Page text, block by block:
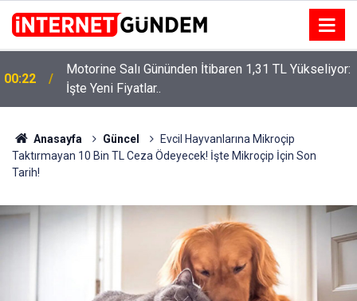
00:22
Motorine Salı Gününden İtibaren 1,31 TL Yükseliyor:
İşte Yeni Fiyatlar..
Anasayfa Güncel
Evcil Hayvanlarına Mikroçip
Taktırmayan 10 Bin TL Ceza Ödeyecek! İşte Mikroçip İçin Son
Tarih!